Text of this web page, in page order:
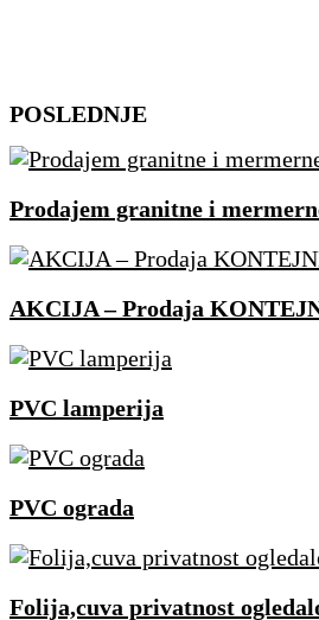
Skip
content
POSLEDNJE
Prodajem granitne i
AKCIJA – Prodaja
PVC lamperija
PVC ograda
Folija,cuva privatnost